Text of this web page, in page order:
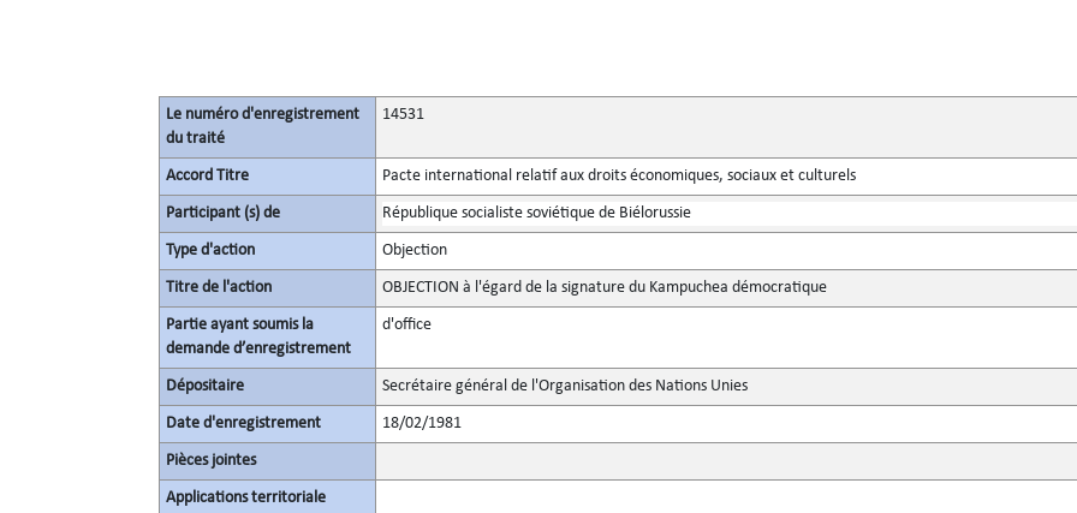
Le numéro d'enregistrement
du traité
14531
Accord Titre Pacte international relatif aux droits économiques, sociaux et culturels
Participant (s) de République socialiste soviétique de Biélorussie
Type d'action Objection
Titre de l'action OBJECTION à l'égard de la signature du Kampuchea démocratique
Partie ayant soumis la
demande d’enregistrement
d'office
Dépositaire Secrétaire général de l'Organisation des Nations Unies
Date d'enregistrement 18/02/1981
Pièces jointes
Applications territoriale